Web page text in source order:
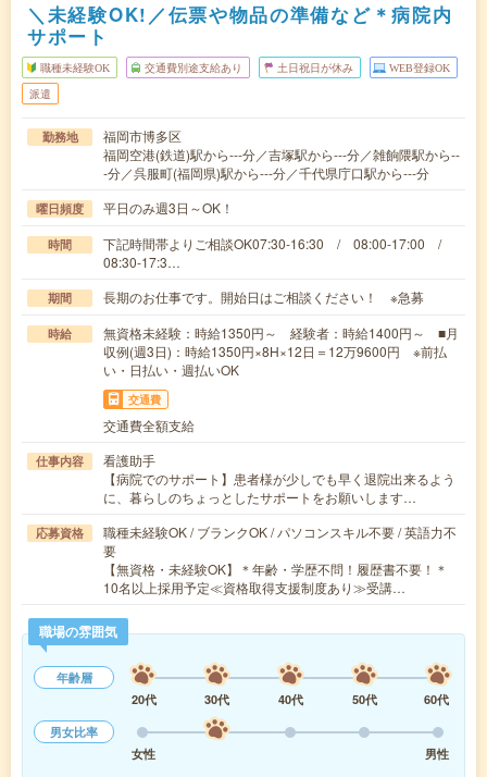
＼未経験OK!／伝票や物品の準備など＊病院内
サポート
職種未経験OK 交通費別途支給あり 土日祝日が休み WEB登録OK
派遣
勤務地
福岡市博多区
福岡空港(鉄道)駅から---分／吉塚駅から---分／雑餉隈駅から--
-分／呉服町(福岡県)駅から---分／千代県庁口駅から---分
曜日頻度 平日のみ週3日～OK！
時間
下記時間帯よりご相談OK07:30-16:30 / 08:00-17:00 /
08:30-17:3…
期間 長期のお仕事です。開始日はご相談ください！ ※急募
時給
無資格未経験：時給1350円～ 経験者：時給1400円～ ■月
収例(週3日)：時給1350円×8H×12日＝12万9600円 ※前払
い・日払い・週払いOK
交通費
交通費全額支給
仕事内容
看護助手
【病院でのサポート】患者様が少しでも早く退院出来るよう
に、暮らしのちょっとしたサポートをお願いします…
応募資格
職種未経験OK / ブランクOK / パソコンスキル不要 / 英語力不
要
【無資格・未経験OK】＊年齢・学歴不問！履歴書不要！＊
10名以上採用予定≪資格取得支援制度あり≫受講…
職場の雰囲気
年齢層
20代
30代 40代 50代
60代
男女比率
女性
男性